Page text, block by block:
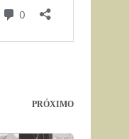
PRÓXIMO